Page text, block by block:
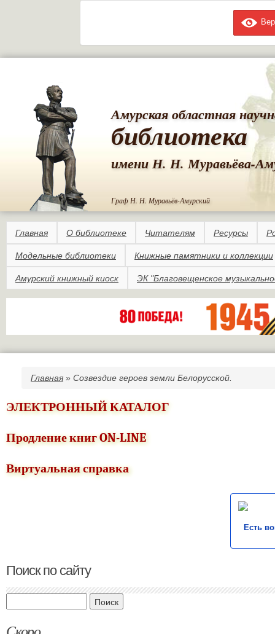
Амурская областная
библиотека
имени Н. Н. Муравьёва-
Граф Н. Н. Муравьёв-Амурский
Главная О библиотеке Читателям Ресурсы
Модельные библиотеки Книжные памятники и коллекции
Амурский книжный киоск ЭК "Благовещенское
Вы здесь
Главная » Созвездие героев земли Белорусской.
ЭЛЕКТРОННЫЙ КАТАЛОГ
Продление книг ON-LINE
Виртуальная справка
Есть
Поиск по сайту